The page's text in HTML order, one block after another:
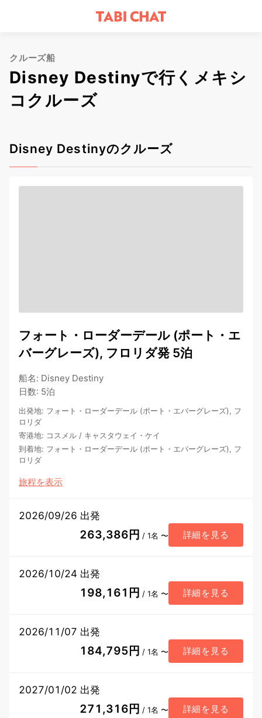
クルーズ船
Disney Destinyで行くメキシ
コクルーズ
Disney Destinyのクルーズ
フォート・ローダーデール (ポート・エ
バーグレーズ), フロリダ発 5泊
船名: Disney Destiny
日数: 5泊
出発地: フォート・ローダーデール (ポート・エバーグレーズ), フ
ロリダ
寄港地: コスメル / キャスタウェイ・ケイ
到着地: フォート・ローダーデール (ポート・エバーグレーズ), フ
ロリダ
旅程を表示
2026/09/26 出発
263,386円 / 1名 〜 詳細を見る
2026/10/24 出発
198,161円 / 1名 〜 詳細を見る
2026/11/07 出発
184,795円 / 1名 〜 詳細を見る
2027/01/02 出発
271,316円 / 1名 〜 詳細を見る